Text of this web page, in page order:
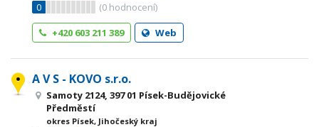
0
(0 hodnocení)
+420 603 211 389
Web
A V S - KOVO s.r.o.
Samoty 2124, 397 01 Písek-Budějovické
Předměstí
okres Písek, Jihočeský kraj